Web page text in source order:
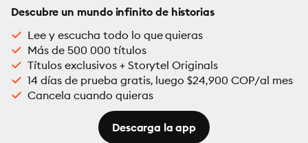
Descubre un mundo infinito de historias
Lee y escucha todo lo que quieras
Más de 500 000 títulos
Títulos exclusivos + Storytel Originals
14 días de prueba gratis, luego $24,900 COP/al mes
Cancela cuando quieras
Descarga la app